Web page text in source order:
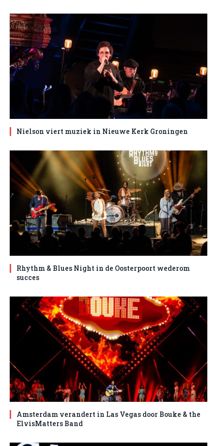
Nielson viert muziek in Nieuwe Kerk Groningen
Rhythm & Blues Night in de Oosterpoort wederom
succes
Amsterdam verandert in Las Vegas door Bouke & the
ElvisMatters Band